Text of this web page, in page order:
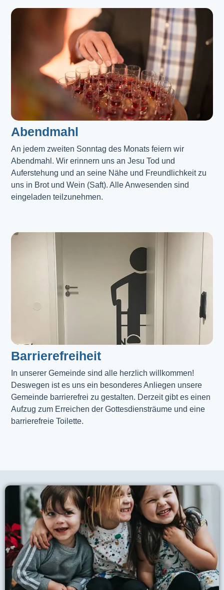
Abendmahl​
An jedem zweiten Sonntag des Monats feiern wir
Abendmahl. Wir erinnern uns an Jesu Tod und
Auferstehung und an seine Nähe und Freundlichkeit zu
uns in Brot und Wein (Saft). Alle Anwesenden sind
eingeladen teilzunehmen.
Barrierefreiheit
In unserer Gemeinde sind alle herzlich willkommen!
Deswegen ist es uns ein besonderes Anliegen unsere
Gemeinde barrierefrei zu gestalten. Derzeit gibt es einen
Aufzug zum Erreichen der Gottesdiensträume und eine
barrierefreie Toilette.